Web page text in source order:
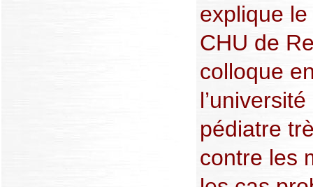
explique
CHU de
colloque
pédiatre
contre les